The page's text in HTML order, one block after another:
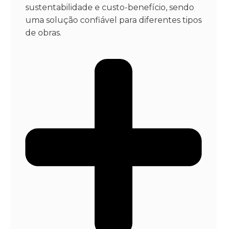
sustentabilidade e custo-benefício, sendo
uma solução confiável para diferentes tipos
de obras.